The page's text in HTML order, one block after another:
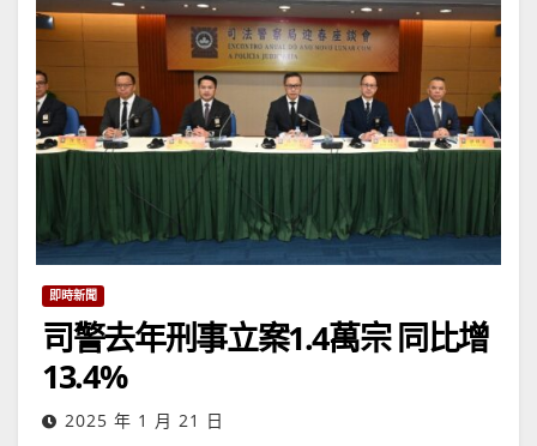
即時新聞
司警去年刑事立案1.4萬宗 同比增
13.4%
2025 年 1 月 21 日